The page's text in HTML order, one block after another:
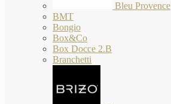
Bleu Provence
BMT
Bongio
Box&Co
Box Docce 2.B
Branchetti